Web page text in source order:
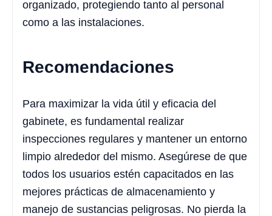
organizado, protegiendo tanto al personal
como a las instalaciones.
Recomendaciones
Para maximizar la vida útil y eficacia del
gabinete, es fundamental realizar
inspecciones regulares y mantener un entorno
limpio alrededor del mismo. Asegúrese de que
todos los usuarios estén capacitados en las
mejores prácticas de almacenamiento y
manejo de sustancias peligrosas. No pierda la